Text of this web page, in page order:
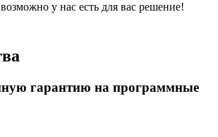
у нас есть для вас решение!
гарантию на программные